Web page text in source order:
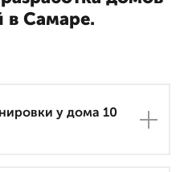
в Самаре.
у дома 10